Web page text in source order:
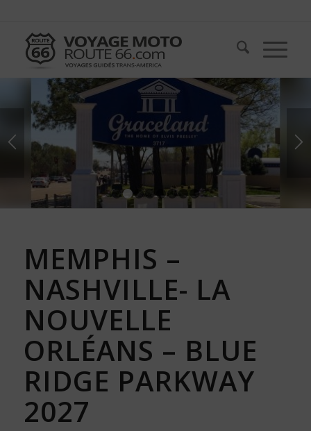
1 6 7 8
MEMPHIS –
NASHVILLE- LA
NOUVELLE
ORLÉANS – BLUE
RIDGE PARKWAY
2027